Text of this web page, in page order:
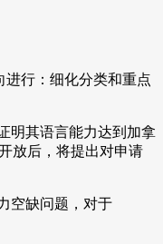
进行：细化分类和重点
明其语言能力达到加拿
放后，将提出对申请
空缺问题，对于